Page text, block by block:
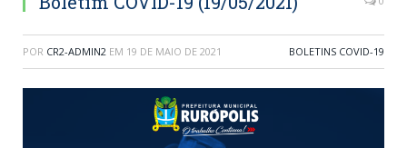
POR CR2-ADMIN2 EM 19 DE MAIO DE 2021 BOLETINS COVID-19